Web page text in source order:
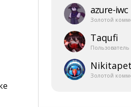
azure-​iwc
Золотой
Taqufi
Пользователь
Золотой